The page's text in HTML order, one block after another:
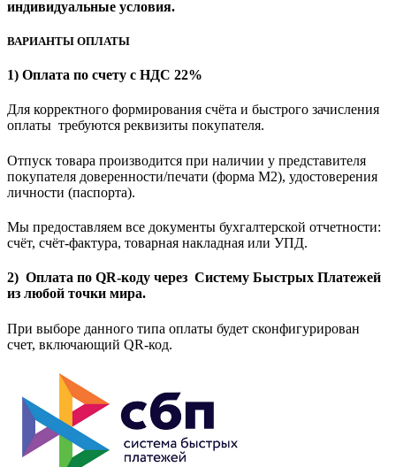
индивидуальные условия.
ВАРИАНТЫ ОПЛАТЫ
1) Оплата по счету с НДС 22%
Для корректного формирования счёта и быстрого зачисления
оплаты требуются реквизиты покупателя.
Отпуск товара производится при наличии у представителя
покупателя доверенности/печати (форма M2), удостоверения
личности (паспорта).
Мы предоставляем все документы бухгалтерской отчетности:
счёт, счёт-фактура, товарная накладная или УПД.
2) Оплата по QR-коду через Систему Быстрых Платежей
из любой точки мира.
При выборе данного типа оплаты будет сконфигурирован
счет, включающий QR-код.